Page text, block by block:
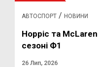
АВТОСПОРТ / НОВИНИ
Норріс та
сезоні Ф1
26 Лип, 2026